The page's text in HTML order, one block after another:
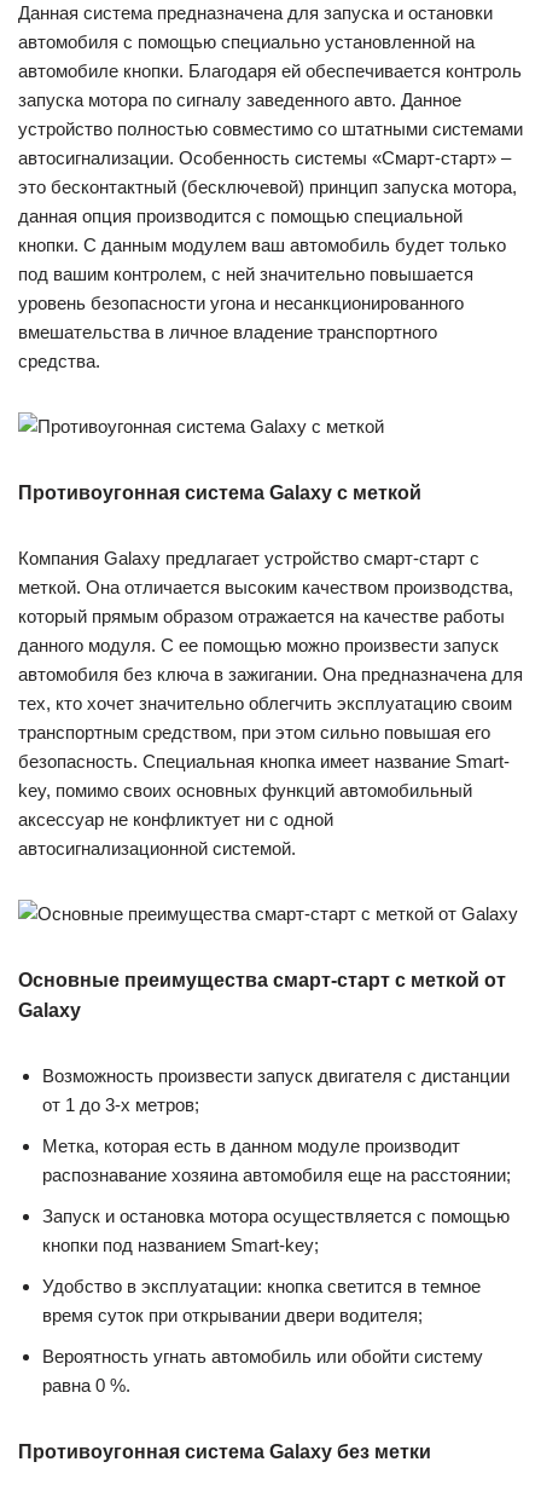
Данная система предназначена для запуска и остановки
автомобиля с помощью специально установленной на
автомобиле кнопки. Благодаря ей обеспечивается контроль
запуска мотора по сигналу заведенного авто. Данное
устройство полностью совместимо со штатными системами
автосигнализации. Особенность системы «Смарт-старт» –
это бесконтактный (бесключевой) принцип запуска мотора,
данная опция производится с помощью специальной
кнопки. С данным модулем ваш автомобиль будет только
под вашим контролем, с ней значительно повышается
уровень безопасности угона и несанкционированного
вмешательства в личное владение транспортного
средства.
Противоугонная система Galaxy с меткой
Компания Galaxy предлагает устройство смарт-старт с
меткой. Она отличается высоким качеством производства,
который прямым образом отражается на качестве работы
данного модуля. С ее помощью можно произвести запуск
автомобиля без ключа в зажигании. Она предназначена для
тех, кто хочет значительно облегчить эксплуатацию своим
транспортным средством, при этом сильно повышая его
безопасность. Специальная кнопка имеет название Smart-
key, помимо своих основных функций автомобильный
аксессуар не конфликтует ни с одной
автосигнализационной системой.
Основные преимущества смарт-старт c меткой от
Galaxy
Возможность произвести запуск двигателя с дистанции
от 1 до 3-х метров;
Метка, которая есть в данном модуле производит
распознавание хозяина автомобиля еще на расстоянии;
Запуск и остановка мотора осуществляется с помощью
кнопки под названием Smart-key;
Удобство в эксплуатации: кнопка светится в темное
время суток при открывании двери водителя;
Вероятность угнать автомобиль или обойти систему
равна 0 %.
Противоугонная система Galaxy без метки